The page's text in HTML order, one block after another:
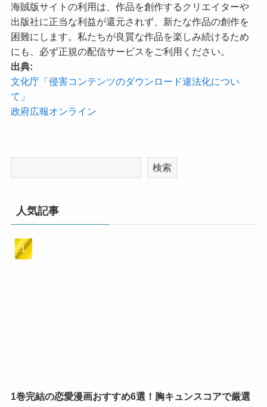
海賊版サイトの利用は、作品を創作するクリエイターや
出版社に正当な利益が還元されず、新たな作品の創作を
困難にします。私たちが良質な作品を楽しみ続けるため
にも、必ず正規の配信サービスをご利用ください。
出典:
文化庁「侵害コンテンツのダウンロード違法化につい
て」
政府広報オンライン
検索
人気記事
1巻完結の恋愛漫画おすすめ6選！胸キュンスコアで厳選